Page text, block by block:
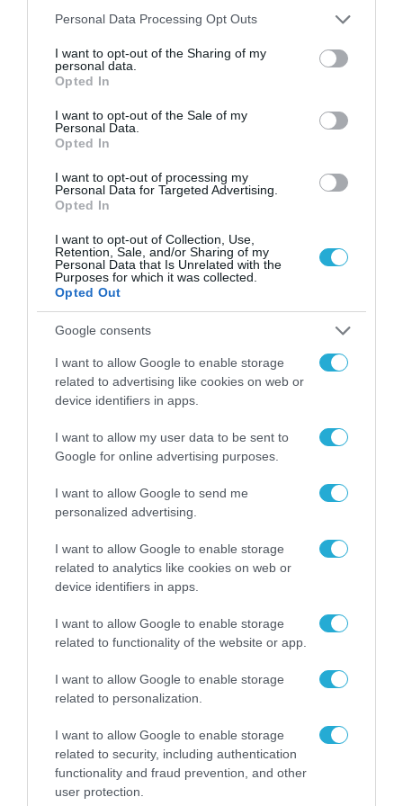
Please note that this website/app uses one or more Google
not limited to your visit or usage behaviour. You may click to
grant or deny consent to Google and its third-party tags to
use your data for below specified purposes in below Google
consent section.
Personal Data Processing Opt Outs
I want to opt-out of the Sharing of my
personal data.
Opted In
I want to opt-out of the Sale of my
Personal Data.
Opted In
I want to opt-out of processing my
Personal Data for Targeted Advertising.
Opted In
I want to opt-out of Collection, Use,
Retention, Sale, and/or Sharing of my
Personal Data that Is Unrelated with the
Purposes for which it was collected.
Opted Out
Google consents
I want to allow Google to enable storage
related to advertising like cookies on web or
device identifiers in apps.
I want to allow my user data to be sent to
Google for online advertising purposes.
I want to allow Google to send me
personalized advertising.
I want to allow Google to enable storage
related to analytics like cookies on web or
device identifiers in apps.
I want to allow Google to enable storage
related to functionality of the website or app.
I want to allow Google to enable storage
related to personalization.
I want to allow Google to enable storage
related to security, including authentication
functionality and fraud prevention, and other
user protection.
ΕΡΓΑ - ΕΓΚΑΤΑΣΤΑΣΕΙΣ
ΕΡΓΑ - ΕΓΚΑΤΑΣΤΑΣΕΙΣ
ΕΚΤΕΡ: Επένδυση 53,3 εκατ. ευρώ στις
«Κολυμπήθρες» της Πάρου